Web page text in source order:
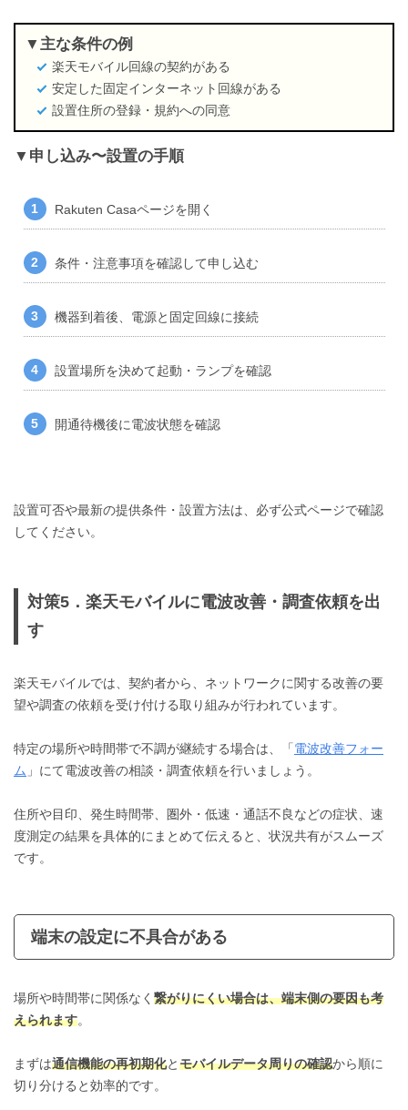
主な条件の例
楽天モバイル回線の契約がある
安定した固定インターネット回線がある
設置住所の登録・規約への同意
申し込み〜設置の手順
Rakuten Casaページを開く
条件・注意事項を確認して申し込む
機器到着後、電源と固定回線に接続
設置場所を決めて起動・ランプを確認
開通待機後に電波状態を確認
設置可否や最新の提供条件・設置方法は、必ず公式ページで確認
してください。
対策5．楽天モバイルに電波改善・調査依頼を出
す
楽天モバイルでは、契約者から、ネットワークに関する改善の要
望や調査の依頼を受け付ける取り組みが行われています。
特定の場所や時間帯で不調が継続する場合は、「電波改善フォー
ム 」にて電波改善の相談・調査依頼を行いましょう。
住所や目印、発生時間帯、圏外・低速・通話不良などの症状、速
度測定の結果を具体的にまとめて伝えると、状況共有がスムーズ
です。
端末の設定に不具合がある
場所や時間帯に関係なく 繋がりにくい場合は、端末側の要因も考
えられます。
まずは通信機能の再初期化とモバイルデータ周りの確認から順に
切り分けると効率的です。